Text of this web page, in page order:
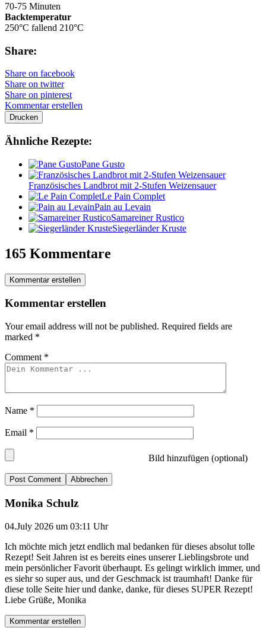
70-75 Minuten
Backtemperatur
250°C fallend 210°C
Share:
Share on facebook
Share on twitter
Share on pinterest
Kommentar erstellen
Drucken
Ähnliche Rezepte:
Pane Gusto
Französisches Landbrot mit 2-Stufen Weizensauer
Le Pain Complet
Pain au Levain
Samareiner Rustico
Siegerländer Kruste
165 Kommentare
Kommentar erstellen
Kommentar erstellen
Your email address will not be published. Required fields are
marked *
Comment *
Name *
Email *
Bild hinzufügen (optional)
Abbrechen
Monika Schulz
04.July 2026 um 03:11 Uhr
Ich möchte mich jetzt endlich mal bedanken für dieses absolut tolle
Rezept! Seit Jahren ist es bereits eines unserer Lieblingsbrote und
mein persönlicher Favorit überhaupt. Es gelingt wirklich immer, und
es siehr so super aus, und der Geschmack ist traumhaft! Danke für
diese tolle Seite hier und danke, danke, für dieses SUPER Rezept!
Liebe Grüße, Monika
Kommentar erstellen